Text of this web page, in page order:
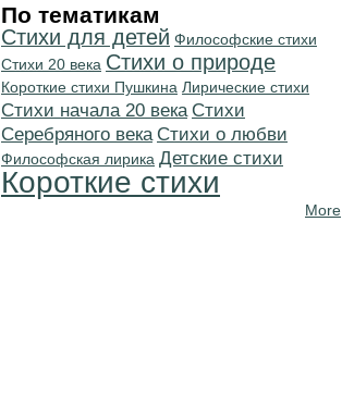
По тематикам
Стихи для детей Философские стихи
Стихи 20 века Стихи о природе
Короткие стихи Пушкина Лирические стихи
Cтихи начала 20 века Cтихи
Серебряного века Стихи о любви
Философская лирика Детские стихи
Короткие стихи
More